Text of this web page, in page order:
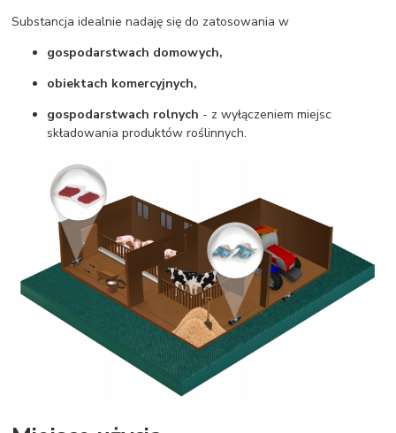
Substancja idealnie nadaję się do zatosowania w
gospodarstwach domowych,
obiektach komercyjnych,
gospodarstwach rolnych - z wyłączeniem miejsc
składowania produktów roślinnych.